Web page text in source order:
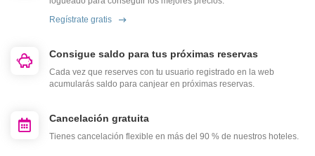
Regístrate gratis
Consigue saldo para tus próximas reservas
Cada vez que reserves con tu usuario registrado en la web
acumularás saldo para canjear en próximas reservas.
Cancelación gratuita
Tienes cancelación flexible en más del 90 % de nuestros hoteles.